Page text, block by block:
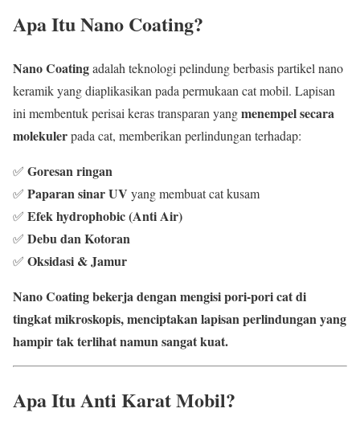
Apa Itu Nano Coating?
Nano Coatingadalah teknologi pelindung berbasis partikel nano
keramik yang diaplikasikan pada permukaan cat mobil. Lapisan
ini membentuk perisai keras transparan yangmenempel secara
molekulerpada cat, memberikan perlindungan terhadap:
✅ Goresan ringan
✅ Paparan sinar UV yang membuat cat kusam
✅ Efek hydrophobic (Anti Air)
✅ Debu dan Kotoran
✅ Oksidasi & Jamur
Nano Coating bekerja dengan mengisi pori-pori cat di
tingkat mikroskopis, menciptakan lapisan perlindungan yang
hampir tak terlihat namun sangat kuat.
Apa Itu Anti Karat Mobil?